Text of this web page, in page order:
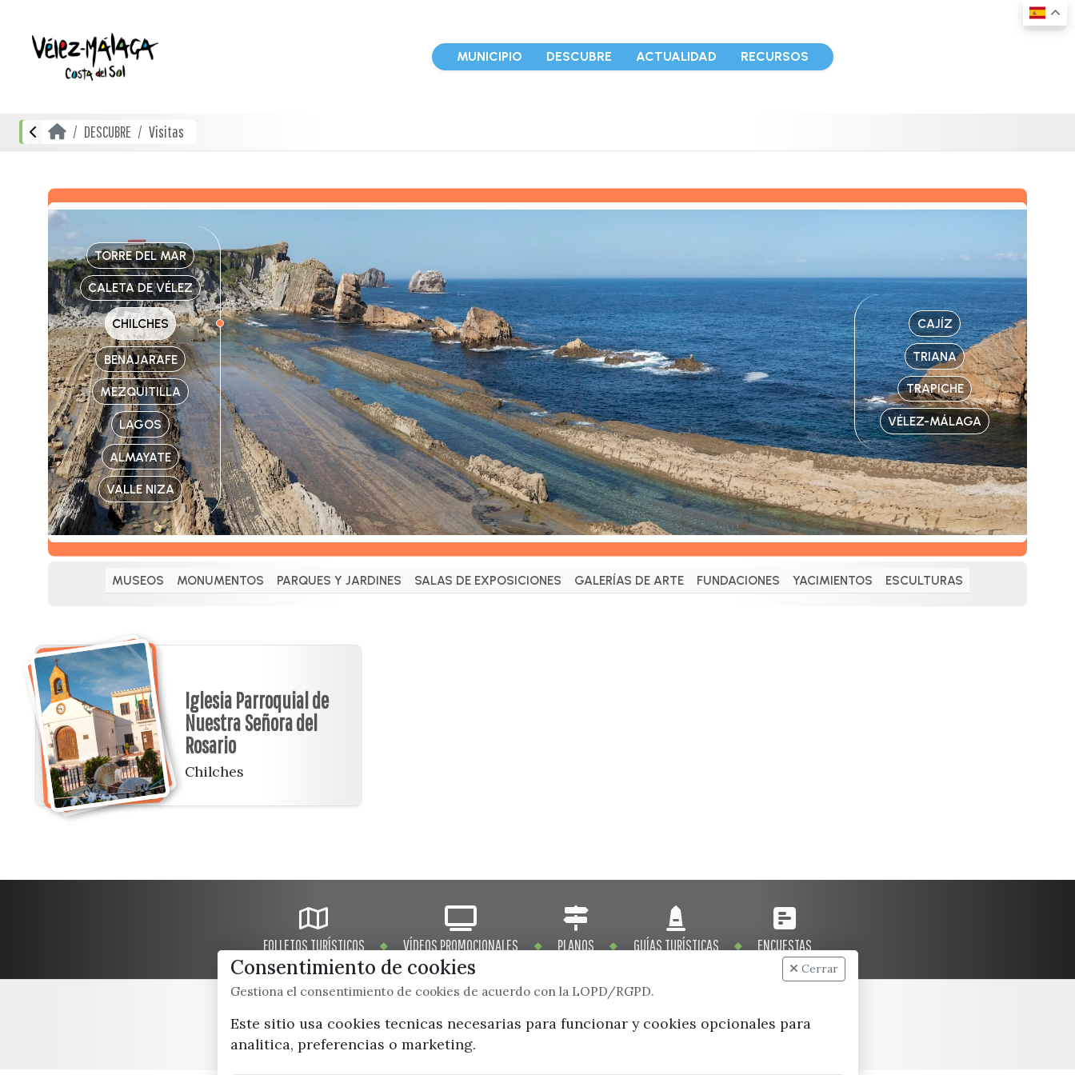
MUNICIPIO DESCUBRE ACTUALIDAD RECURSOS
DESCUBRE Visitas
TORRE DEL MAR
CALETA DE VÉLEZ
CHILCHES
BENAJARAFE
MEZQUITILLA
LAGOS
ALMAYATE
VALLE NIZA
CAJÍZ
TRIANA
TRAPICHE
VÉLEZ-MÁLAGA
MUSEOS MONUMENTOS PARQUES Y JARDINES SALAS DE EXPOSICIONES GALERÍAS DE ARTE FUNDACIONES YACIMIENTOS ESCULTURAS
Iglesia Parroquial de
Nuestra Señora del
Rosario
Chilches
FOLLETOS TURÍSTICOS VÍDEOS PROMOCIONALES PLANOS GUÍAS TURÍSTICAS ENCUESTAS
x / twitter
Consentimiento de cookies
Gestiona el consentimiento de cookies de acuerdo con la LOPD/RGPD.
Cerrar
Este sitio usa cookies tecnicas necesarias para funcionar y cookies opcionales para
analitica, preferencias o marketing.